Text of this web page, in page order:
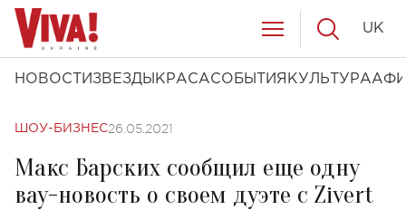
НОВОСТИ ЗВЕЗДЫ КРАСАСОБЫТИЯ КУЛЬТУРА
UK
ШОУ-БИЗНЕС26.05.2021
Макс Барских сообщил еще одну
вау-новость о своем дуэте с Zivert